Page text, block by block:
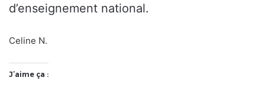
d’enseignement national.
Celine N.
J’aime ça :